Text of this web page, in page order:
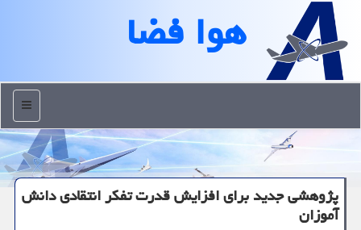
هوا فضا
منو
پژوهشی جدید برای افزایش قدرت تفکر انتقادی دانش
آموزان